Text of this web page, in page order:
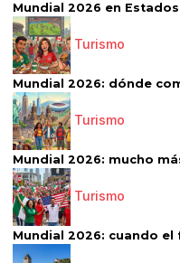
Mundial 2026 en
Turismo
Mundial 2026: dónde
Turismo
Mundial 2026: mucho
Turismo
Mundial 2026: cuando